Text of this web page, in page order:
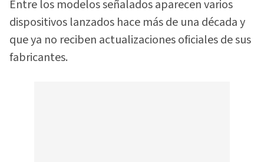
Entre los modelos señalados aparecen varios
dispositivos lanzados hace más de una década y
que ya no reciben actualizaciones oficiales de sus
fabricantes.